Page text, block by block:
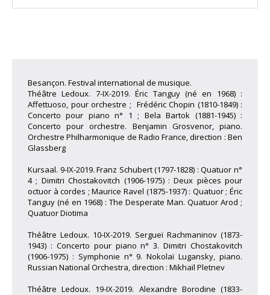
Besançon. Festival international de musique.
Théâtre Ledoux. 7-IX-2019. Éric Tanguy (né en 1968) :
Affettuoso, pour orchestre ; Frédéric Chopin (1810-1849) :
Concerto pour piano n° 1 ; Bela Bartok (1881-1945) :
Concerto pour orchestre. Benjamin Grosvenor, piano.
Orchestre Philharmonique de Radio France, direction : Ben
Glassberg
Kursaal. 9-IX-2019. Franz Schubert (1797-1828) : Quatuor n°
4 ; Dimitri Chostakovitch (1906-1975) : Deux pièces pour
octuor à cordes ; Maurice Ravel (1875-1937) : Quatuor ; Éric
Tanguy (né en 1968) : The Desperate Man. Quatuor Arod ;
Quatuor Diotima
Théâtre Ledoux. 10-IX-2019. Sergueï Rachmaninov (1873-
1943) : Concerto pour piano n° 3. Dimitri Chostakovitch
(1906-1975) : Symphonie n° 9. Nokolaï Lugansky, piano.
Russian National Orchestra, direction : Mikhaïl Pletnev
Théâtre Ledoux. 19-IX-2019. Alexandre Borodine (1833-